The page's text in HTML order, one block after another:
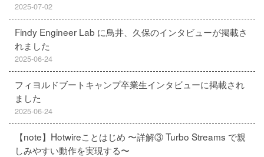
2025-07-02
Findy Engineer Lab に鳥井、久保のインタビューが掲載さ
れました
2025-06-24
フィヨルドブートキャンプ卒業生インタビューに掲載され
ました
2025-06-24
【note】Hotwireことはじめ 〜詳解③ Turbo Streams で親
しみやすい動作を実現する〜